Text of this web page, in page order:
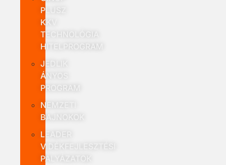
PLUSZ
KKV
TECHNOLÓGIA
HITELPROGRAM
JEDLIK
ÁNYOS
PROGRAM
NEMZETI
BAJNOKOK
LEADER
VIDÉKFEJLESZTÉSI
PÁLYÁZATOK